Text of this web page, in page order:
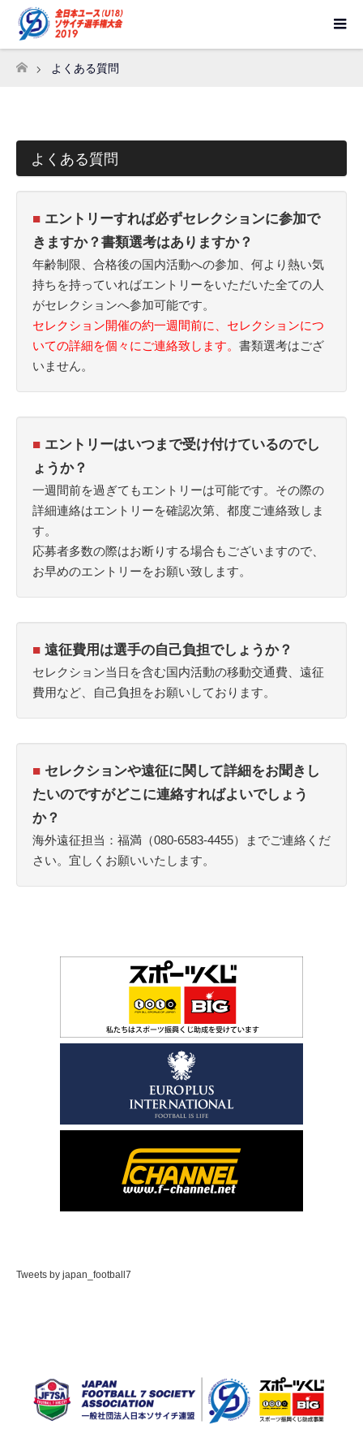
ホーム
よくある質問
よくある質問
■ エントリーすれば必ずセレクションに参加で
きますか？書類選考はありますか？
年齢制限、合格後の国内活動への参加、何より熱い気
持ちを持っていればエントリーをいただいた全ての人
がセレクションへ参加可能です。
セレクション開催の約一週間前に、セレクションにつ
いての詳細を個々にご連絡致します。 書類選考はござ
いません。
■ エントリーはいつまで受け付けているのでし
ょうか？
一週間前を過ぎてもエントリーは可能です。その際の
詳細連絡はエントリーを確認次第、都度ご連絡致しま
す。
応募者多数の際はお断りする場合もございますので、
お早めのエントリーをお願い致します。
■ 遠征費用は選手の自己負担でしょうか？
セレクション当日を含む国内活動の移動交通費、遠征
費用など、自己負担をお願いしております。
■ セレクションや遠征に関して詳細をお聞きし
たいのですがどこに連絡すればよいでしょう
か？
海外遠征担当：福満（080-6583-4455）までご連絡くだ
さい。宜しくお願いいたします。
Tweets by japan_football7